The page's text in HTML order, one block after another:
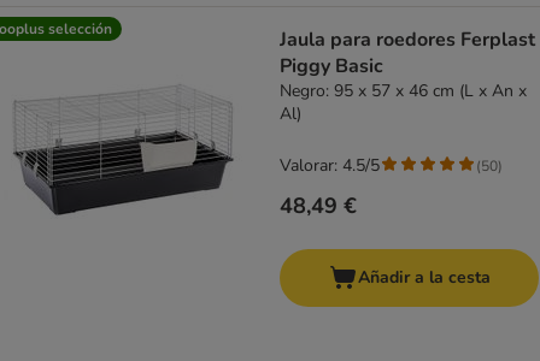
selección
Jaula para roedores Ferplast
Piggy Basic
Negro: 95 x 57 x 46 cm (L x An x
Al)
48,49 €
Valorar: 4.5/5 (50)
Añadir a la cesta